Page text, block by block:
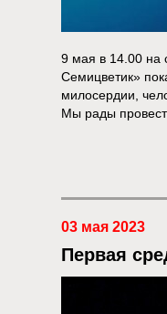
9 мая в 14.00 на
Семицветик»
милосердии,
Мы рады
03 мая 2023
Первая